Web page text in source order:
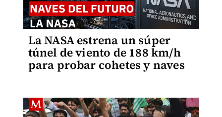
La NASA estrena un súper
túnel de viento de 188 km/h
para probar cohetes y naves